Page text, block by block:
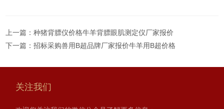
上一篇：种猪背膘仪价格牛羊背膘眼肌测定仪厂家报价
下一篇：招标采购兽用B超品牌厂家报价牛羊用B超价格
关注我们